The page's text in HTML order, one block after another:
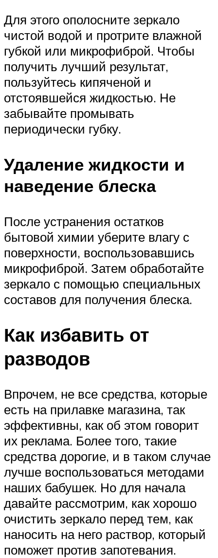
Для этого ополосните зеркало
чистой водой и протрите влажной
губкой или микрофиброй. Чтобы
получить лучший результат,
пользуйтесь кипяченой и
отстоявшейся жидкостью. Не
забывайте промывать
периодически губку.
Удаление жидкости и
наведение блеска
После устранения остатков
бытовой химии уберите влагу с
поверхности, воспользовавшись
микрофиброй. Затем обработайте
зеркало с помощью специальных
составов для получения блеска.
Как избавить от
разводов
Впрочем, не все средства, которые
есть на прилавке магазина, так
эффективны, как об этом говорит
их реклама. Более того, такие
средства дорогие, и в таком случае
лучше воспользоваться методами
наших бабушек. Но для начала
давайте рассмотрим, как хорошо
очистить зеркало перед тем, как
наносить на него раствор, который
поможет против запотевания.